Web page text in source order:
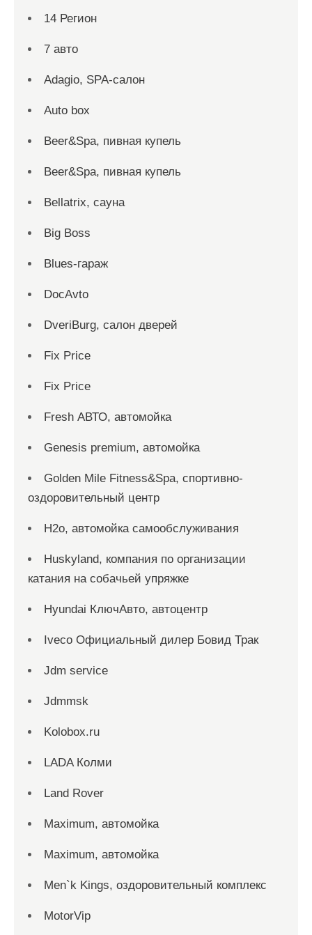
14 Регион
7 авто
Adagio, SPA-салон
Auto box
Beer&Spa, пивная купель
Beer&Spa, пивная купель
Bellatrix, сауна
Big Boss
Blues-гараж
DocAvto
DveriBurg, салон дверей
Fix Price
Fix Price
Fresh АВТО, автомойка
Genesis premium, автомойка
Golden Mile Fitness&Spa, спортивно-
оздоровительный центр
H2o, автомойка самообслуживания
Huskyland, компания по организации
катания на собачьей упряжке
Hyundai КлючАвто, автоцентр
Iveco Официальный дилер Бовид Трак
Jdm service
Jdmmsk
Kolobox.ru
LADA Колми
Land Rover
Maximum, автомойка
Maximum, автомойка
Men`k Kings, оздоровительный комплекс
MotorVip